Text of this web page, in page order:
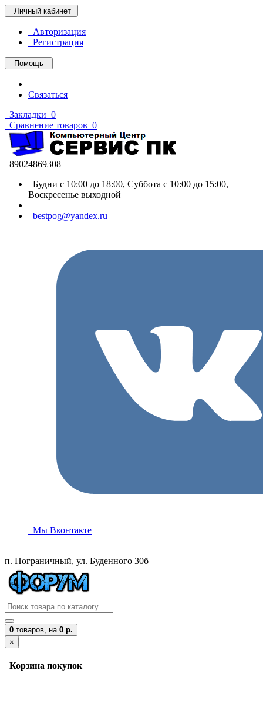
Личный кабинет
Авторизация
Регистрация
Помощь
Связаться
Закладки 0
Сравнение товаров 0
89024869308
Будни с 10:00 до 18:00, Суббота с 10:00 до 15:00,
Воскресенье выходной
bestpog@yandex.ru
Мы Вконтакте
п. Пограничный, ул. Буденного 30б
0 товаров, на 0 р.
×
Корзина покупок